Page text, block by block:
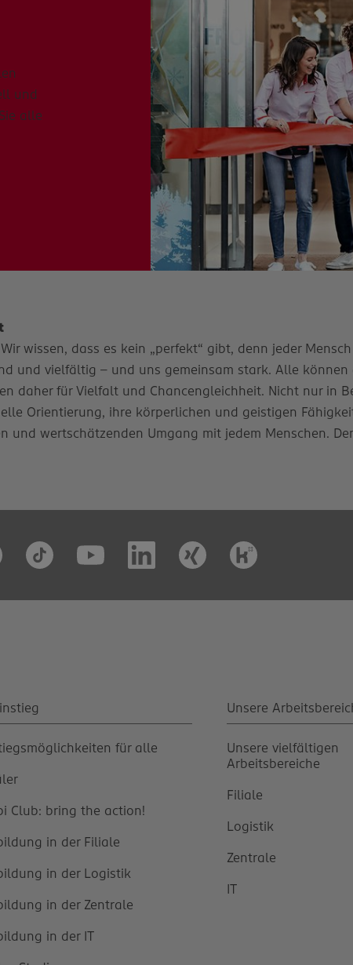
und
alle
wissen, dass es kein „perfekt“ gibt, denn jeder
und vielfältig – und uns gemeinsam stark. Alle
daher für Vielfalt und Chancengleichheit. Nicht nur in
Orientierung, ihre körperlichen und geistigen
und wertschätzenden Umgang mit jedem Menschen.
für alle
Club: bring the action!
in der Filiale
in der Logistik
in der Zentrale
in der IT
Unsere
Unsere vielfältigen
Arbeitsbereiche
Filiale
Logistik
Zentrale
IT